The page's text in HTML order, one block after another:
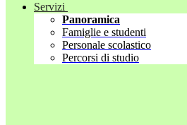
Servizi
Panoramica
Famiglie e studenti
Personale scolastico
Percorsi di studio